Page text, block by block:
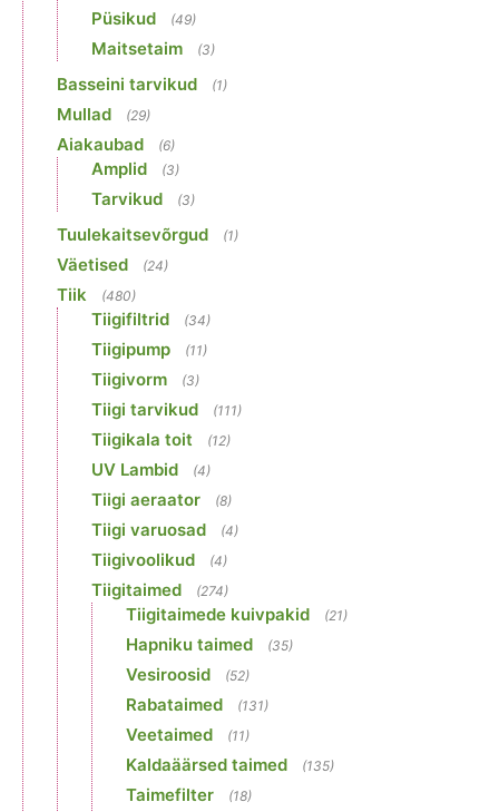
Püsikud (49)
Maitsetaim (3)
Basseini tarvikud (1)
Mullad (29)
Aiakaubad (6)
Amplid (3)
Tarvikud (3)
Tuulekaitsevõrgud (1)
Väetised (24)
Tiik (480)
Tiigifiltrid (34)
Tiigipump (11)
Tiigivorm (3)
Tiigi tarvikud (111)
Tiigikala toit (12)
UV Lambid (4)
Tiigi aeraator (8)
Tiigi varuosad (4)
Tiigivoolikud (4)
Tiigitaimed (274)
Tiigitaimede kuivpakid (21)
Hapniku taimed (35)
Vesiroosid (52)
Rabataimed (131)
Veetaimed (11)
Kaldaäärsed taimed (135)
Taimefilter (18)